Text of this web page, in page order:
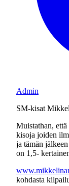
Admin
SM-kisat
Muistathan,
kisoja joiden
ja tämän
on 1,5-
kohdasta